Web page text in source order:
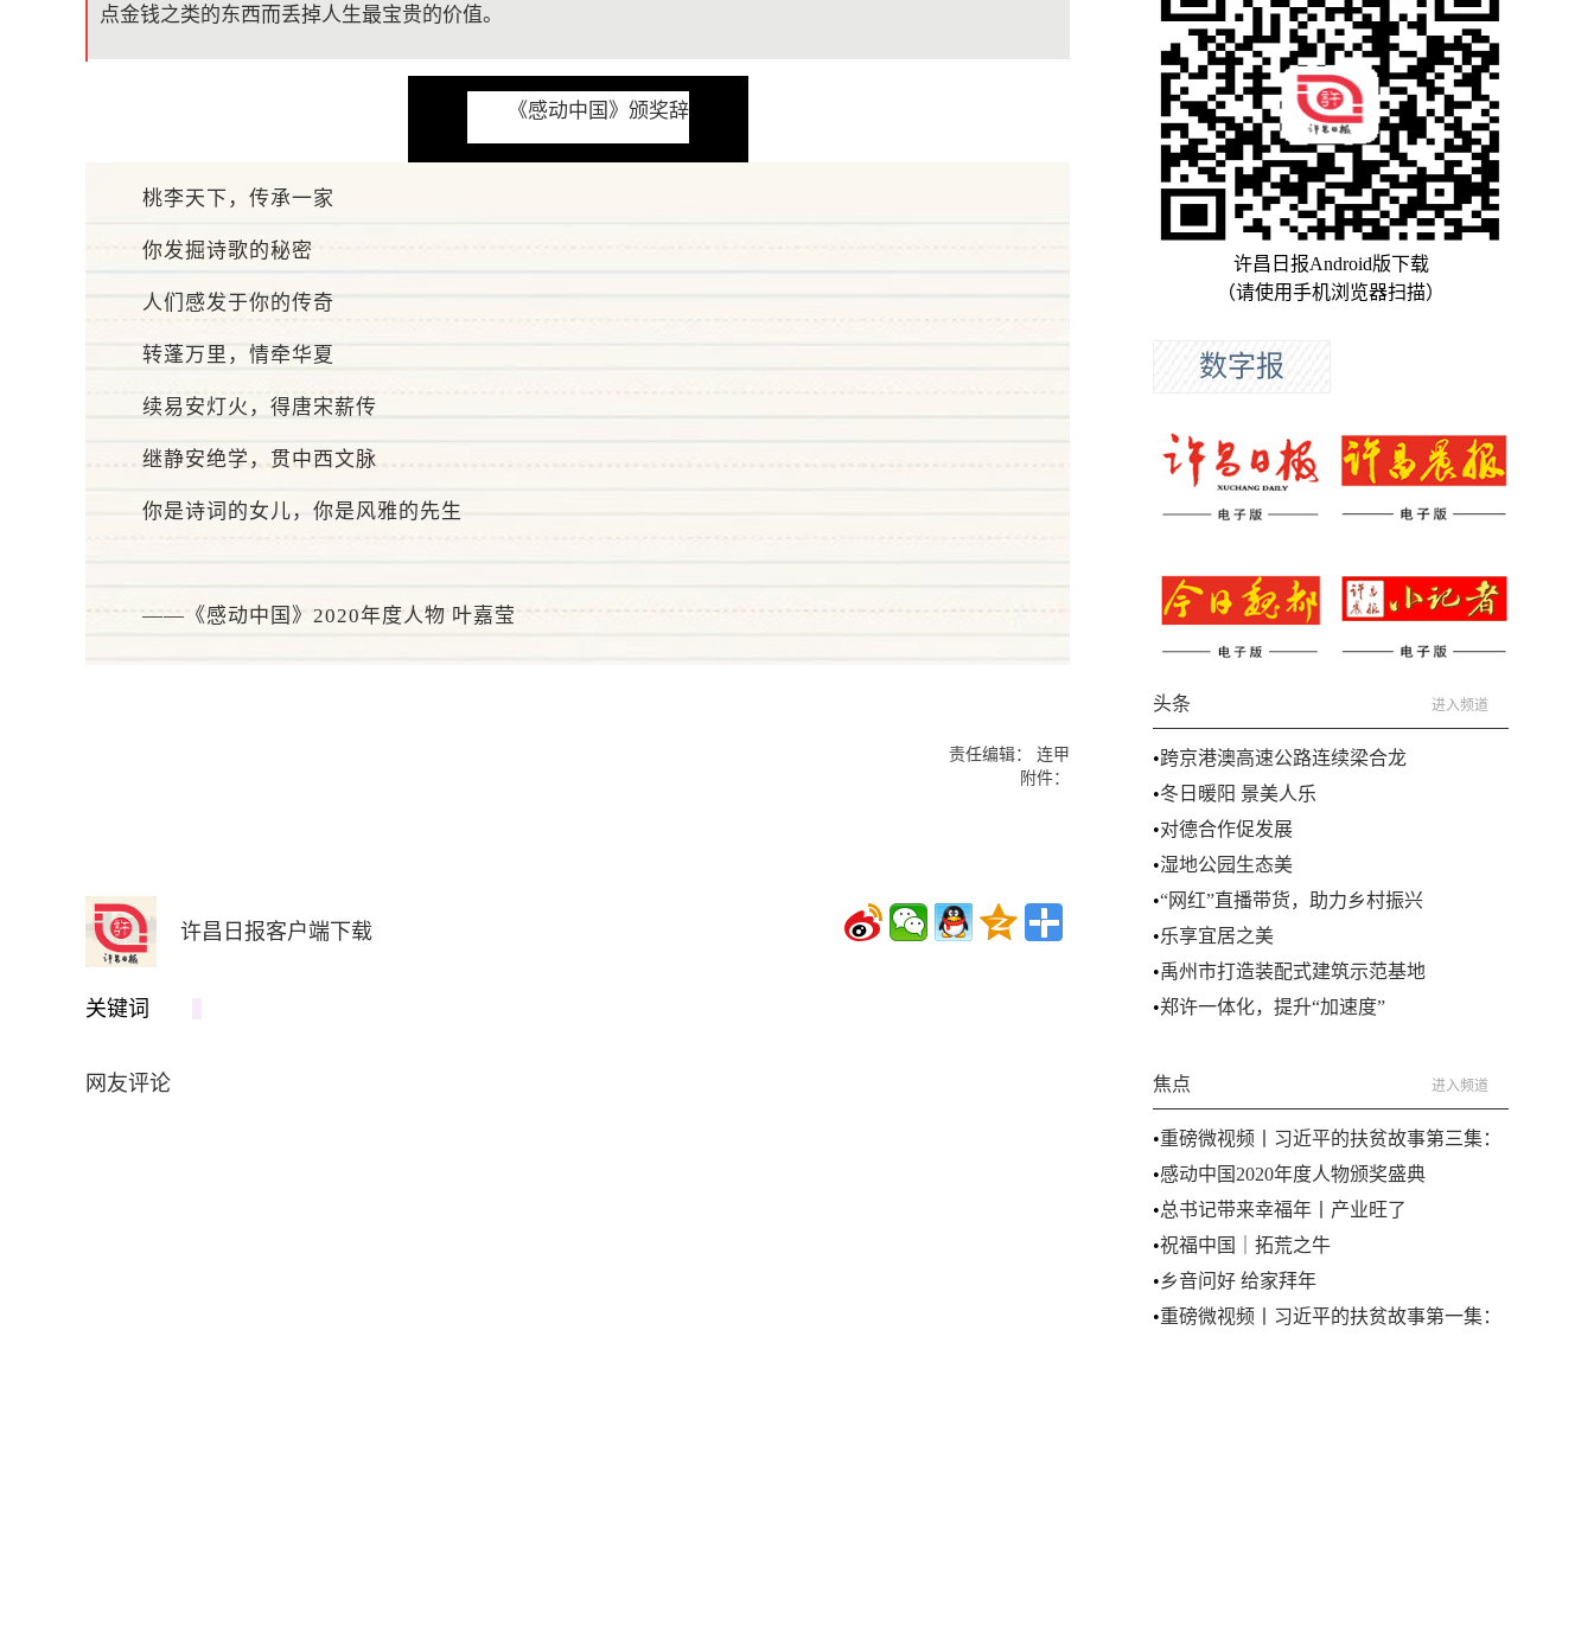
点金钱之类的东西而丢掉人生最宝贵的价值。
《感动中国》颁奖辞
桃李天下，传承一家
你发掘诗歌的秘密
人们感发于你的传奇
转蓬万里，情牵华夏
续易安灯火，得唐宋薪传
继静安绝学，贯中西文脉
你是诗词的女儿，你是风雅的先生
——《感动中国》2020年度人物 叶嘉莹
责任编辑： 连甲
附件：
许昌日报客户端下载
关键词
网友评论
许昌日报Android版下载
（请使用手机浏览器扫描）
数字报
头条 进入频道
•跨京港澳高速公路连续梁合龙
•冬日暖阳 景美人乐
•对德合作促发展
•湿地公园生态美
•“网红”直播带货，助力乡村振兴
•乐享宜居之美
•禹州市打造装配式建筑示范基地
•郑许一体化，提升“加速度”
焦点 进入频道
•重磅微视频丨习近平的扶贫故事第三集：
三进下党
•感动中国2020年度人物颁奖盛典
•总书记带来幸福年丨产业旺了
•祝福中国｜拓荒之牛
•乡音问好 给家拜年
•重磅微视频丨习近平的扶贫故事第一集：